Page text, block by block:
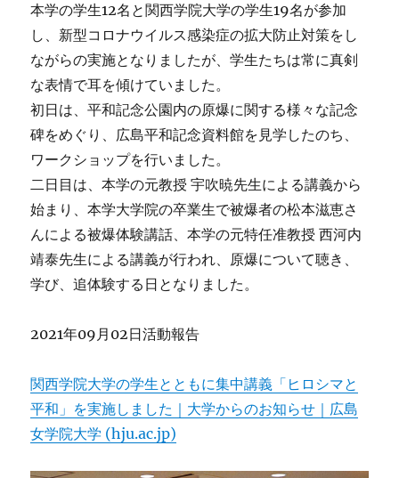
本学の学生12名と関西学院大学の学生19名が参加
し、新型コロナウイルス感染症の拡大防止対策をし
ながらの実施となりましたが、学生たちは常に真剣
な表情で耳を傾けていました。
初日は、平和記念公園内の原爆に関する様々な記念
碑をめぐり、広島平和記念資料館を見学したのち、
ワークショップを行いました。
二日目は、本学の元教授 宇吹暁先生による講義から
始まり、本学大学院の卒業生で被爆者の松本滋恵さ
んによる被爆体験講話、本学の元特任准教授 西河内
靖泰先生による講義が行われ、原爆について聴き、
学び、追体験する日となりました。
2021年09月02日活動報告
関西学院大学の学生とともに集中講義「ヒロシマと
平和」を実施しました｜大学からのお知らせ｜広島
女学院大学 (hju.ac.jp)